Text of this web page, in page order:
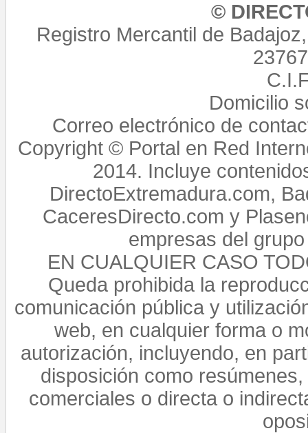
©
Registro Mercantil de
Domicilio
Correo electrónico de
Copyright © Portal en Red
2014. Incluye
DirectoExtremadura.com,
CaceresDirecto.com y
empresas del
EN CUALQUIER CASO
Queda prohibida la
comunicación pública y
web, en cualquier forma o
autorización, incluyendo, en
disposición como
comerciales o directa o